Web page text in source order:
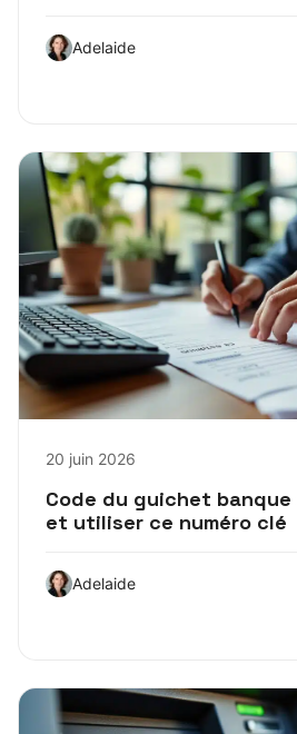
Adelaide
20 juin 2026
Code du guichet banque
et utiliser ce numéro clé
Adelaide